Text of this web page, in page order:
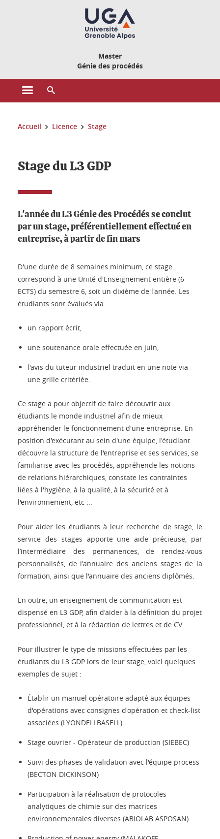
Master
Génie des procédés
Ouvrir le menu principal
Vous êtes ici :
Accueil Licence Stage
Stage du L3 GDP
L'année du L3 Génie des Procédés se conclut
par un stage, préférentiellement effectué en
entreprise, à partir de fin mars
D'une durée de 8 semaines minimum, ce stage
correspond à une Unité d'Enseignement entière (6
ECTS) du semestre 6, soit un dixième de l'année. Les
étudiants sont évalués via :
un rapport écrit,
une soutenance orale effectuée en juin,
l'avis du tuteur industriel traduit en une note via
une grille critériée.
Ce stage a pour objectif de faire découvrir aux
étudiants le monde industriel afin de mieux
appréhender le fonctionnement d'une entreprise. En
position d'exécutant au sein d'une équipe, l'étudiant
découvre la structure de l'entreprise et ses services, se
familiarise avec les procédés, appréhende les notions
de relations hiérarchiques, constate les contraintes
liées à l'hygiène, à la qualité, à la sécurité et à
l'environnement, etc ...
Pour aider les étudiants à leur recherche de stage, le
service des stages apporte une aide précieuse, par
l’intermédiaire des permanences, de rendez-vous
personnalisés, de l'annuaire des anciens stages de la
formation, ainsi que l'annuaire des anciens diplômés.
En outre, un enseignement de communication est
dispensé en L3 GDP, afin d'aider à la définition du projet
professionnel, et à la rédaction de lettres et de CV.
Pour illustrer le type de missions effectuées par les
étudiants du L3 GDP lors de leur stage, voici quelques
exemples de sujet :
Établir un manuel opératoire adapté aux équipes
d'opérations avec consignes d'opération et check-list
associées (LYONDELLBASELL)
Stage ouvrier - Opérateur de production (SIEBEC)
Suivi des phases de validation avec l'équipe process
(BECTON DICKINSON)
Participation à la réalisation de protocoles
analytiques de chimie sur des matrices
environnementales diverses (ABIOLAB ASPOSAN)